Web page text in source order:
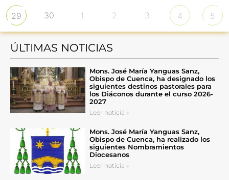
29 30 1 2 3 4 5
ÚLTIMAS NOTICIAS
Mons. José María Yanguas Sanz,
Obispo de Cuenca, ha designado los
siguientes destinos pastorales para
los Diáconos durante el curso 2026-
2027
Leer noticia »
Mons. José María Yanguas Sanz,
Obispo de Cuenca, ha realizado los
siguientes Nombramientos
Diocesanos
Leer noticia »